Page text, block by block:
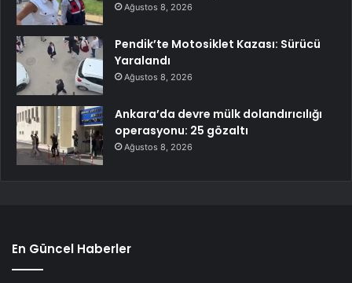
Ağustos 8, 2026
Pendik’te Motosiklet Kazası: Sürücü
Yaralandı
Ağustos 8, 2026
Ankara’da devre mülk dolandırıcılığı
operasyonu: 25 gözaltı
Ağustos 8, 2026
En Güncel Haberler